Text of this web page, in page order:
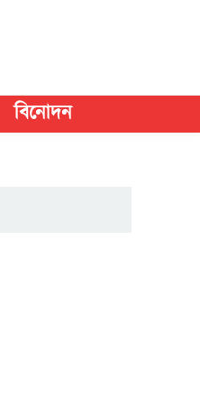
বিনোদন